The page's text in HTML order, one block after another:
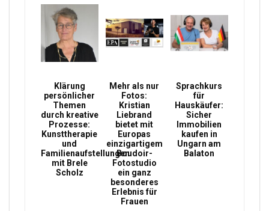
Klärung
persönlicher
Themen
durch kreative
Prozesse:
Kunsttherapie
und
Familienaufstellungen
mit Brele
Scholz
Mehr als nur
Fotos:
Kristian
Liebrand
bietet mit
Europas
einzigartigem
Boudoir-
Fotostudio
ein ganz
besonderes
Erlebnis für
Frauen
Sprachkurs
für
Hauskäufer:
Sicher
Immobilien
kaufen in
Ungarn am
Balaton